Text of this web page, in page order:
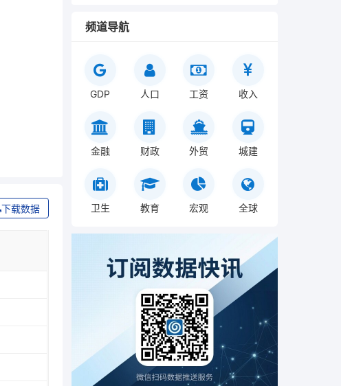
下载数据
频道导航
GDP 人口 工资 收入
金融 财政 外贸 城建
卫生 教育 宏观 全球